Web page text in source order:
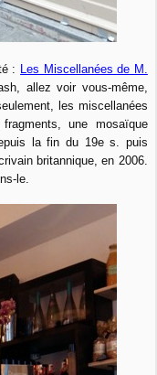
: Les Miscellanées de M.
allez voir vous-même,
les miscellanées
une mosaïque
la fin du 19e s. puis
britannique, en 2006.
le.